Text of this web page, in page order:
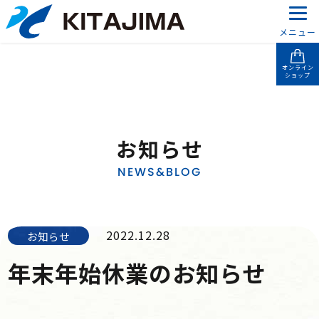
メニュー
オンライン
ショップ
お知らせ
NEWS&BLOG
お知らせ 2022.12.28
年末年始休業のお知らせ